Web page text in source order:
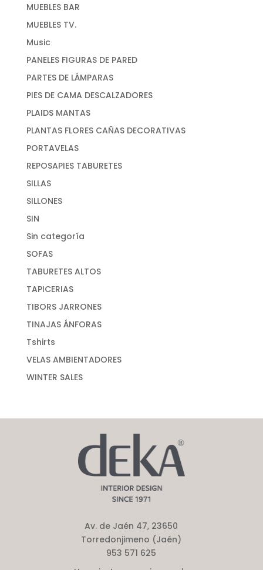
MUEBLES BAR
MUEBLES TV.
Music
PANELES FIGURAS DE PARED
PARTES DE LÁMPARAS
PIES DE CAMA DESCALZADORES
PLAIDS MANTAS
PLANTAS FLORES CAÑAS DECORATIVAS
PORTAVELAS
REPOSAPIES TABURETES
SILLAS
SILLONES
SIN
Sin categoría
SOFAS
TABURETES ALTOS
TAPICERIAS
TIBORS JARRONES
TINAJAS ÁNFORAS
Tshirts
VELAS AMBIENTADORES
WINTER SALES
Av. de Jaén 47, 23650
Torredonjimeno (Jaén)
953 571 625